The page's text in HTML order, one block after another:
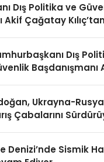
Dış Politika ve
Akif Çağatay
Dış
Ukrayna-
Çabalarını
Denizi’nde Sismik